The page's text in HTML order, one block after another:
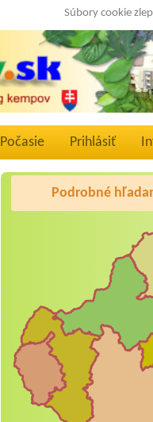
Súbory cookie
Počasie Prihlásiť
Podrobné